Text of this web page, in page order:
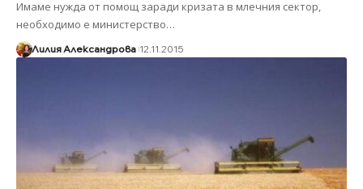
Имаме нужда от помощ заради кризата в млечния сектор,
необходимо е министерство…
Лилия Александрова 12.11.2015